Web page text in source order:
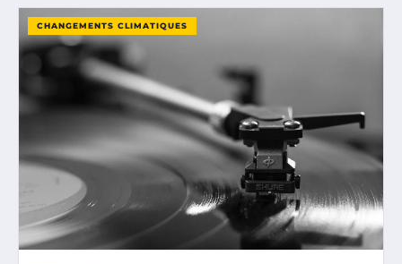
CHANGEMENTS CLIMATIQUES